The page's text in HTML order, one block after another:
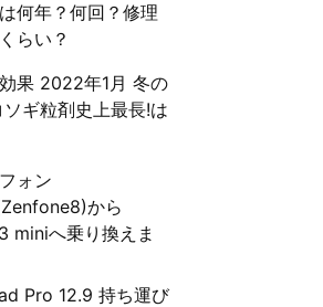
何年？何回？修理
らい？
果 2022年1月 冬の
ギ粒剤史上最長!は
ォン
から
miniへ乗り換えま
Pro 12.9 持ち運び